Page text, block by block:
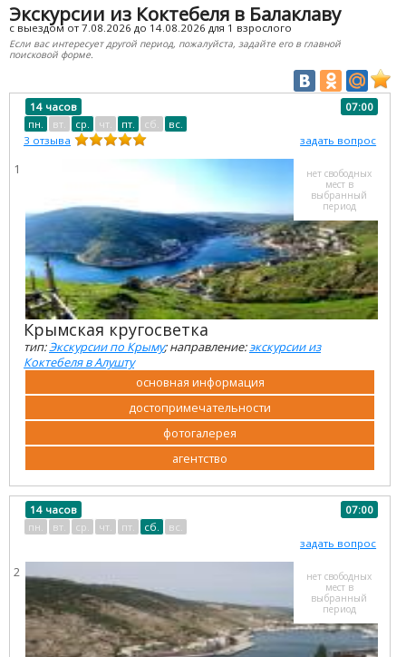
Экскурсии из Коктебеля в Балаклаву
с выездом от 7.08.2026 до 14.08.2026 для 1 взрослого
Если вас интересует другой период, пожалуйста, задайте его в главной
поисковой форме.
1
14 часов
07:00
пн.
вт. ср. чт. пт. сб.
вс.
задать вопрос
3 отзыва
нет свободных
мест в
выбранный
период
Крымская кругосветка
тип:Экскурсии по Крыму; направление:экскурсии из
Коктебеля в Алушту
основная информация
достопримечательности
фотогалерея
агентство
2
14 часов
07:00
пн.
вт. ср. чт. пт. сб.
вс.
задать вопрос
нет свободных
мест в
выбранный
период